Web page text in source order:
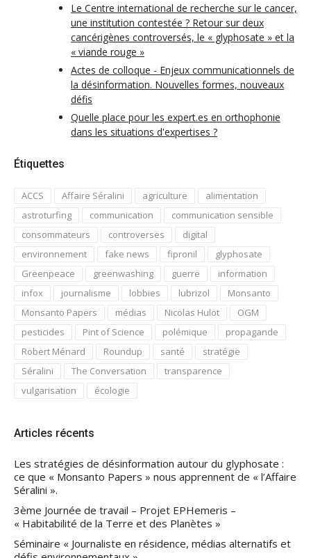
Le Centre international de recherche sur le cancer,
une institution contestée ? Retour sur deux
cancérigènes controversés, le « glyphosate » et la
« viande rouge »
Actes de colloque - Enjeux communicationnels de
la désinformation. Nouvelles formes, nouveaux
défis
Quelle place pour les expert.es en orthophonie
dans les situations d'expertises ?
Étiquettes
ACCS Affaire Séralini agriculture
alimentation
astroturfing
communication
communication sensible
consommateurs
controverses
digital
environnement
fake news fipronil
glyphosate
Greenpeace
greenwashing guerre
information
infox
journalisme lobbies lubrizol
Monsanto
Monsanto Papers
médias Nicolas Hulot
OGM
pesticides
Pint of Science polémique
propagande
Robert Ménard
Roundup santé
stratégie
Séralini
The Conversation
transparence
vulgarisation
écologie
Articles récents
Les stratégies de désinformation autour du glyphosate :
ce que « Monsanto Papers » nous apprennent de « l’Affaire
Séralini ».
3ème Journée de travail – Projet EPHemeris –
« Habitabilité de la Terre et des Planètes »
Séminaire « Journaliste en résidence, médias alternatifs et